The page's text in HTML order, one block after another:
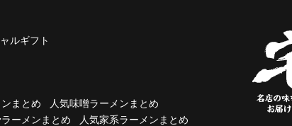
ルギフト
まとめ
人気味噌ラーメンまとめ
ーメンまとめ
人気家系ラーメンまとめ